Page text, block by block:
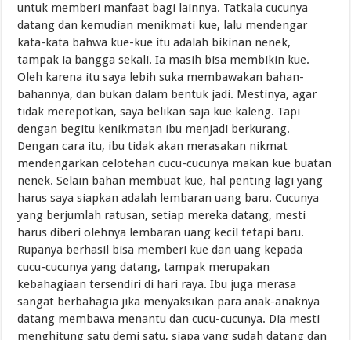
untuk memberi manfaat bagi lainnya. Tatkala cucunya
datang dan kemudian menikmati kue, lalu mendengar
kata-kata bahwa kue-kue itu adalah bikinan nenek,
tampak ia bangga sekali. Ia masih bisa membikin kue.
Oleh karena itu saya lebih suka membawakan bahan-
bahannya, dan bukan dalam bentuk jadi. Mestinya, agar
tidak merepotkan, saya belikan saja kue kaleng. Tapi
dengan begitu kenikmatan ibu menjadi berkurang.
Dengan cara itu, ibu tidak akan merasakan nikmat
mendengarkan celotehan cucu-cucunya makan kue buatan
nenek. Selain bahan membuat kue, hal penting lagi yang
harus saya siapkan adalah lembaran uang baru. Cucunya
yang berjumlah ratusan, setiap mereka datang, mesti
harus diberi olehnya lembaran uang kecil tetapi baru.
Rupanya berhasil bisa memberi kue dan uang kepada
cucu-cucunya yang datang, tampak merupakan
kebahagiaan tersendiri di hari raya. Ibu juga merasa
sangat berbahagia jika menyaksikan para anak-anaknya
datang membawa menantu dan cucu-cucunya. Dia mesti
menghitung satu demi satu, siapa yang sudah datang dan